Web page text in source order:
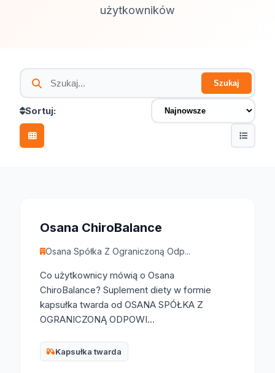
użytkowników
Szukaj w katalogu
Szukaj
Sortuj:
Osana ChiroBalance
Osana Spółka Z Ograniczoną Odp...
Co użytkownicy mówią o Osana
ChiroBalance? Suplement diety w formie
kapsułka twarda od OSANA SPÓŁKA Z
OGRANICZONĄ ODPOWI...
Kapsułka twarda